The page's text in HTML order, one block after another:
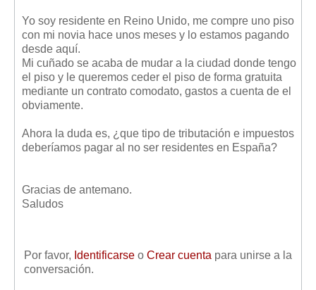
Legislación de interés práctico
Diccionario
Usuario
Entrar / Salir
Yo soy residente en Reino Unido, me compre uno piso
con mi novia hace unos meses y lo estamos pagando
desde aquí.
Mi cuñado se acaba de mudar a la ciudad donde tengo
el piso y le queremos ceder el piso de forma gratuita
mediante un contrato comodato, gastos a cuenta de el
obviamente.
Ahora la duda es, ¿que tipo de tributación e impuestos
deberíamos pagar al no ser residentes en España?
Gracias de antemano.
Saludos
Por favor, Identificarse o Crear cuenta para unirse a la
conversación.